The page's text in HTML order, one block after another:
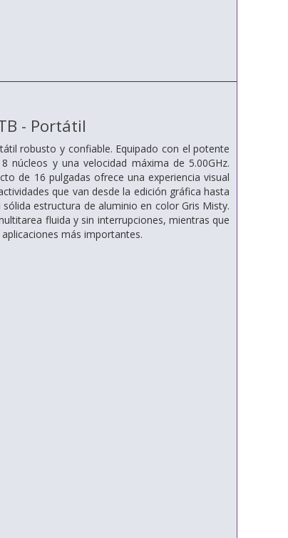
- Portátil
robusto y confiable. Equipado con el potente
y una velocidad máxima de 5.00GHz.
de 16 pulgadas ofrece una experiencia visual
que van desde la edición gráfica hasta
estructura de aluminio en color Gris Misty.
fluida y sin interrupciones, mientras que
más importantes.